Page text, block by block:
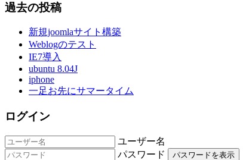
過去の投稿
新規joomlaサイト構築
Weblogのテスト
IE7導入
ubuntu 8.04J
iphone
一足お先にサマータイム
ログイン
ユーザー名
パスワード
パスワードを表示